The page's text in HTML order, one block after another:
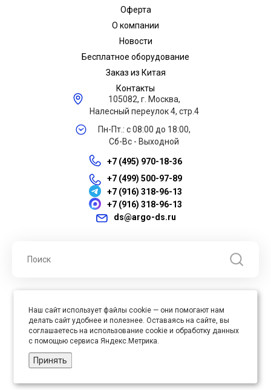
Оферта
О компании
Новости
Бесплатное оборудование
Заказ из Китая
Контакты
105082, г. Москва,
Налесный переулок 4, стр.4
Пн-Пт.: с 08:00 до 18:00,
Сб-Вс - Выходной
+7 (495) 970-18-36
+7 (499) 500-97-89
+7 (916) 318-96-13
+7 (916) 318-96-13
ds@argo-ds.ru
права защищены
Юр. адрес : 105005, г. Москва, ул. Бауманская, д.20, стр. 3
Наш сайт использует файлы cookie — они помогают нам
делать сайт удобнее и полезнее. Оставаясь на сайте, вы
соглашаетесь на использование cookie и обработку данных
с помощью сервиса Яндекс.Метрика.
Принять